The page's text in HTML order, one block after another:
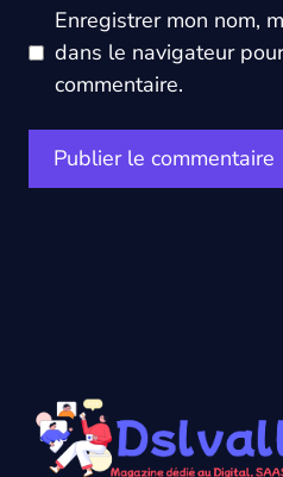
Enregistrer mon nom,
dans le navigateur
commentaire.